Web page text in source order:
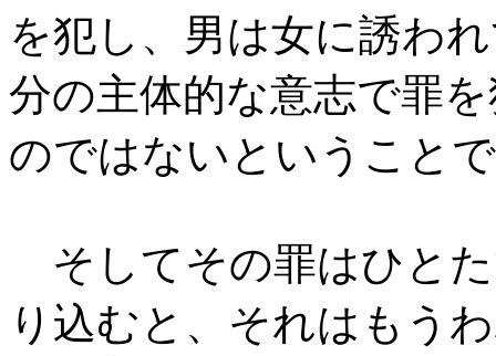
を犯し、男は女に誘わ
分の主体的な意志で罪
のではないということ
そしてその罪はひと
り込むと、それはもう